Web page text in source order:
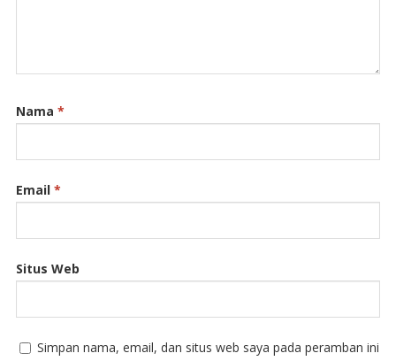
Nama *
Email *
Situs Web
Simpan nama, email, dan situs web saya pada peramban ini